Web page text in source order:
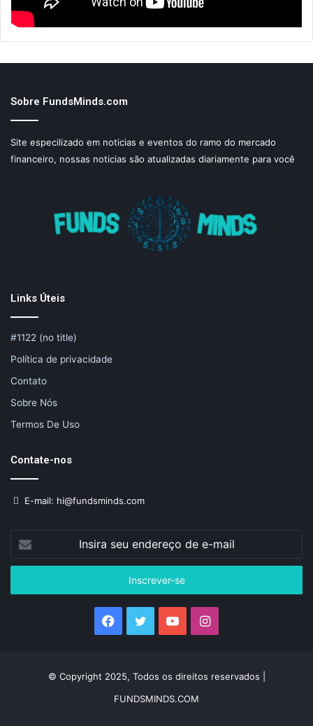
Sobre FundsMinds.com
Site especilizado em noticias e eventos do ramo do mercado
financeiro, nossas noticias são atualizadas diariamente para você
Links Úteis
#1122 (no title)
Política de privacidade
Contato
Sobre Nós
Termos De Uso
Contate-nos
E-mail: hi@fundsminds.com
Insira
seu
endereço
e-
Facebook
Twitter YouTubeInstagram
© Copyright 2025, Todos os direitos reservados |
FUNDSMINDS.COM